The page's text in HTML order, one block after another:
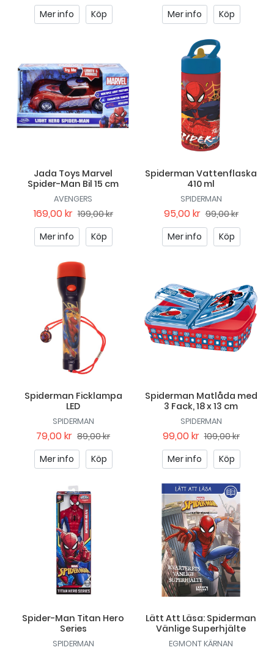
Mer info Köp Mer info Köp
Jada Toys Marvel
Spider-Man Bil 15 cm
AVENGERS
169,00 kr 199,00 kr
Mer info
Köp
Spiderman Vattenflaska
410 ml
SPIDERMAN
95,00 kr 99,00 kr
Mer info
Köp
Spiderman Ficklampa
LED
SPIDERMAN
79,00 kr 89,00 kr
Mer info
Köp
Spiderman Matlåda med
3 Fack, 18 x 13 cm
SPIDERMAN
99,00 kr 109,00 kr
Mer info
Köp
Spider-Man Titan Hero
Series
SPIDERMAN
Lätt Att Läsa: Spiderman
Vänlige Superhjälte
EGMONT KÄRNAN